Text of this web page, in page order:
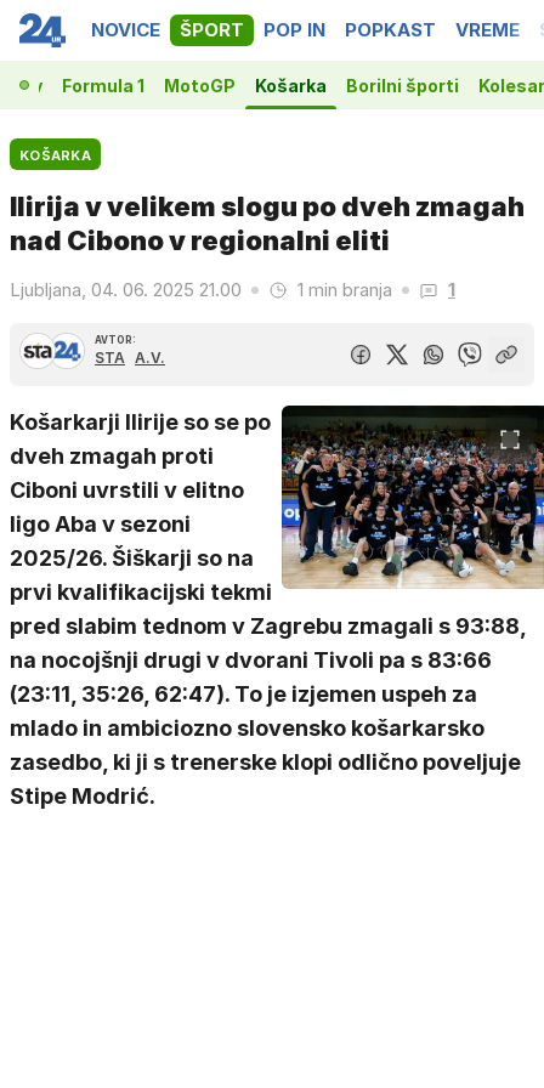
NOVICE ŠPORT POP IN POPKAST VREME
Formula 1 MotoGP Košarka Borilni športi
KOŠARKA
Ilirija v velikem slogu po dveh zmagah
nad Cibono v regionalni eliti
Ljubljana, 04. 06. 2025 21.00 1 min branja 1
AVTOR:
STA A.V.
Košarkarji Ilirije so se po
dveh zmagah proti
Ciboni uvrstili v elitno
ligo Aba v sezoni
2025/26. Šiškarji so na
prvi kvalifikacijski tekmi
pred slabim tednom v Zagrebu zmagali s 93:88,
na nocojšnji drugi v dvorani Tivoli pa s 83:66
(23:11, 35:26, 62:47). To je izjemen uspeh za
mlado in ambiciozno slovensko košarkarsko
zasedbo, ki ji s trenerske klopi odlično poveljuje
Stipe Modrić.